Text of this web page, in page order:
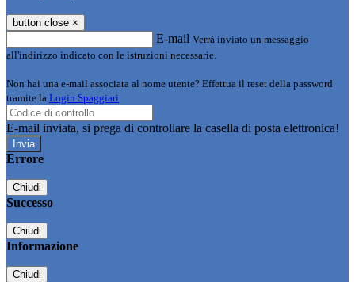
button close ×
E-mail Verrà inviato un messaggio
all'indirizzo indicato con le istruzioni necessarie.
Non hai una e-mail associata al nome utente? Effettua il reset della password
tramite la Login Spaggiari
E-mail inviata, si prega di controllare la casella di posta elettronica!
Errore
Chiudi
Successo
Chiudi
Informazione
Chiudi